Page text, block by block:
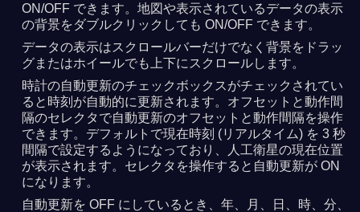
ON/OFF できます。地図や表示されているデータの表示
の背景をダブルクリックしても ON/OFF できます。
データの表示はスクロールバーだけでなく背景をドラッ
グまたはホイールでも上下にスクロールします。
時計の自動更新のチェックボックスがチェックされてい
ると時刻が自動的に更新されます。オフセットと動作間
隔のセレクタで自動更新のオフセットと動作間隔を操作
できます。デフォルトで現在時刻 (リアルタイム) を 3 秒
間隔で設定するようになっており、人工衛星の現在位置
が表示されます。セレクタを操作すると自動更新が ON
になります。
自動更新を OFF にしているとき、年、月、日、時、分、